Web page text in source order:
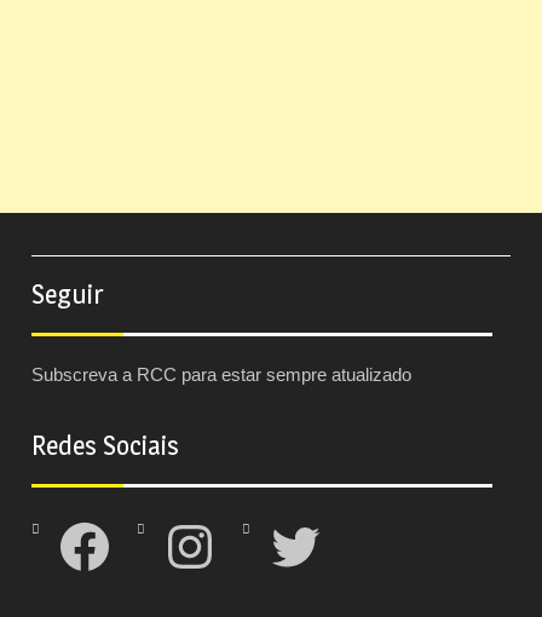
Seguir
Subscreva a RCC para estar sempre atualizado
Redes Sociais
Facebook Instagram Twitter